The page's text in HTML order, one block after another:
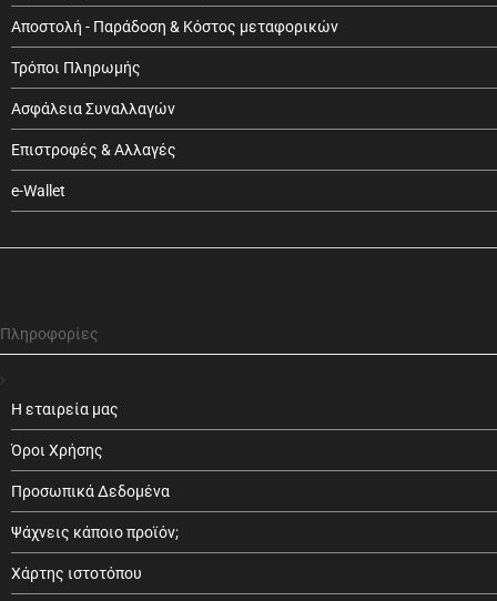
Αποστολή - Παράδοση & Κόστος μεταφορικών
Τρόποι Πληρωμής
Ασφάλεια Συναλλαγών
Επιστροφές & Αλλαγές
e-Wallet
Πληροφορίες
Η εταιρεία μας
Όροι Χρήσης
Προσωπικά Δεδομένα
Ψάχνεις κάποιο προϊόν;
Χάρτης ιστοτόπου